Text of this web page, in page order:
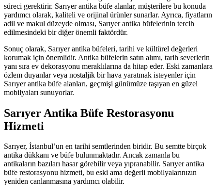
süreci gerektirir. Sarıyer antika büfe alanlar, müşterilere bu konuda
yardımcı olarak, kaliteli ve orijinal ürünler sunarlar. Ayrıca, fiyatların
adil ve makul düzeyde olması, Sarıyer antika büfelerinin tercih
edilmesindeki bir diğer önemli faktördür.
Sonuç olarak, Sarıyer antika büfeleri, tarihi ve kültürel değerleri
korumak için önemlidir. Antika büfelerin satın alımı, tarih severlerin
yanı sıra ev dekorasyonu meraklılarına da hitap eder. Eski zamanlara
özlem duyanlar veya nostaljik bir hava yaratmak isteyenler için
Sarıyer antika büfe alanları, geçmişi günümüze taşıyan en güzel
mobilyaları sunuyorlar.
Sarıyer Antika Büfe Restorasyonu
Hizmeti
Sarıyer, İstanbul’un en tarihi semtlerinden biridir. Bu semtte birçok
antika dükkanı ve büfe bulunmaktadır. Ancak zamanla bu
antikaların bazıları hasar görebilir veya yıpranabilir. Sarıyer antika
büfe restorasyonu hizmeti, bu eski ama değerli mobilyalarınızın
yeniden canlanmasına yardımcı olabilir.